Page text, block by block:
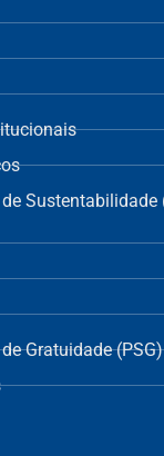
Sustentabilidade
Gratuidade (PSG)